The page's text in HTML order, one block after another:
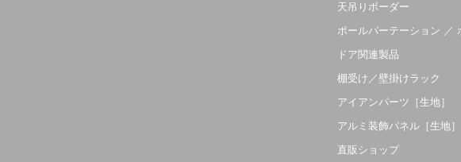
天吊りボーダー
ポールパーテーション ／
ドア関連製品
棚受け／壁掛けラック
アイアンパーツ［生地］
アルミ装飾パネル［生地］
直販ショップ